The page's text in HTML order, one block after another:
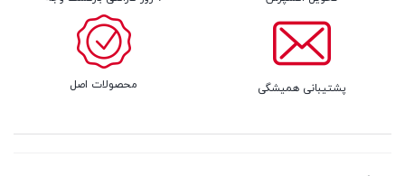
پشتیبانی همیشگی محصولات اصل